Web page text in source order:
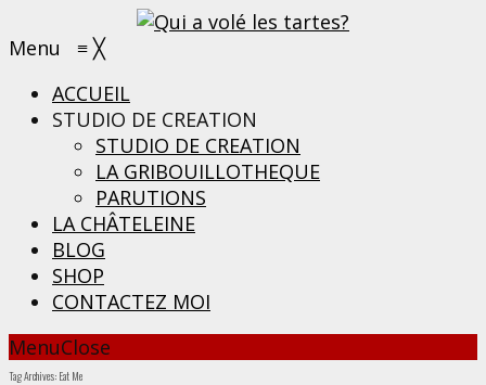
Menu ≡ ╳
ACCUEIL
STUDIO DE CREATION
STUDIO DE CREATION
LA GRIBOUILLOTHEQUE
PARUTIONS
LA CHÂTELEINE
BLOG
SHOP
CONTACTEZ MOI
MenuClose
Tag Archives: Eat Me